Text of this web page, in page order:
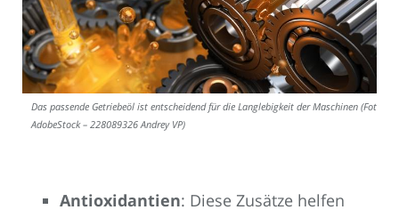
Das passende Getriebeöl ist entscheidend für die Langlebigkeit der Maschinen (Foto:
AdobeStock – 228089326 Andrey VP)
Antioxidantien: Diese Zusätze helfen